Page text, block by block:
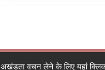
अखंडता वचन लेने के लिए यहां